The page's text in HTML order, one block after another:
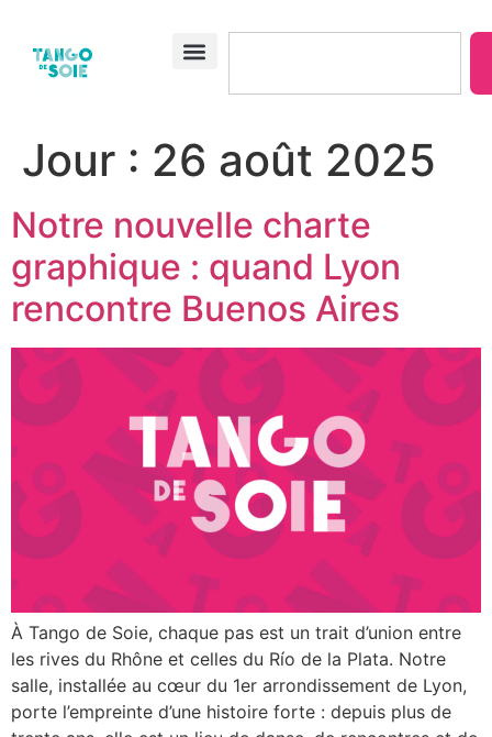
Jour : 26 août 2025
Notre nouvelle charte
graphique : quand Lyon
rencontre Buenos Aires
À Tango de Soie, chaque pas est un trait d’union entre
les rives du Rhône et celles du Río de la Plata. Notre
salle, installée au cœur du 1er arrondissement de Lyon,
porte l’empreinte d’une histoire forte : depuis plus de